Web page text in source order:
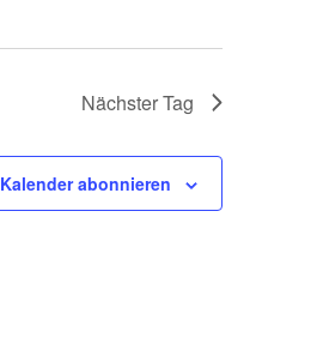
Nächster Tag
Kalender abonnieren